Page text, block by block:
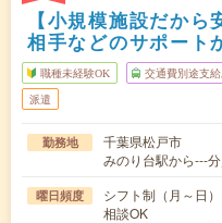
【小規模施設だか
相手などのサポート
職種未経験OK 交通費別途支給
派遣
勤務地
千葉県松戸市
みのり台駅から---
曜日頻度
シフト制（月～日
相談OK